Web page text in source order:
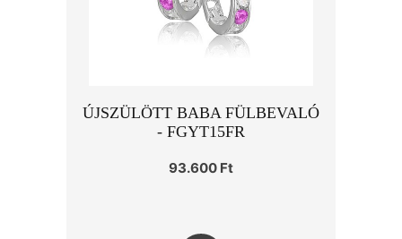
ÚJSZÜLÖTT BABA FÜLBEVALÓ
- FGYT15FR
93.600 Ft